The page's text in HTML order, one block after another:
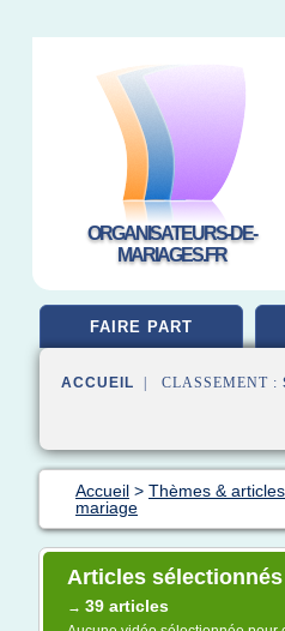
ORGANISATEURS-DE-
MARIAGES.FR
FAIRE PART
ACCUEIL | CLASSEMENT :
Accueil > Thèmes &
mariage
Articles
→ 39 articles